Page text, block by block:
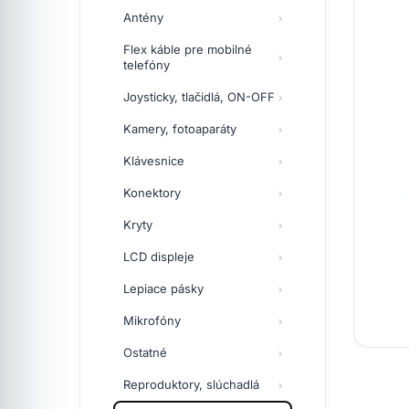
Antény
Flex káble pre mobilné
telefóny
Joysticky, tlačidlá, ON-OFF
Kamery, fotoaparáty
Klávesnice
Konektory
Kryty
LCD displeje
Lepiace pásky
Mikrofóny
Ostatné
Reproduktory, slúchadlá